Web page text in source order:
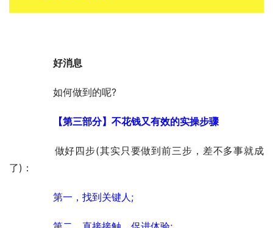
好消息
	　　如何做到的呢?
【第三部分】不花钱又有效的实操步骤
了)：
第一，找到关键人;